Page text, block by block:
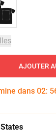
AJOUTER
dans 02: